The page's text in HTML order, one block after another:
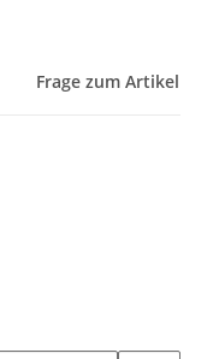
Frage zum Artikel